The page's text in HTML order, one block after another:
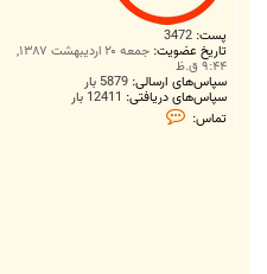
پست: 3472
تاریخ عضویت: جمعه ۲۰ اردیبهشت ۱۳۸۷,
۹:۴۴ ق.ظ
سپاس‌های ارسالی: 5879 بار
سپاس‌های دریافتی: 12411 بار
تماس:
ت